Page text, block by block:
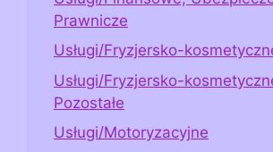
Prawnicze
Usługi/Fryzjersko-
Usługi/Fryzjersko-
Pozostałe
Usługi/Motoryzacyjne